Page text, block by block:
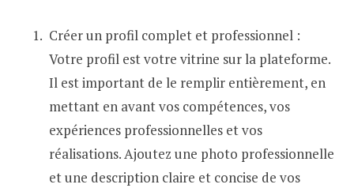
Créer un profil complet et professionnel :
Votre profil est votre vitrine sur la plateforme.
Il est important de le remplir entièrement, en
mettant en avant vos compétences, vos
expériences professionnelles et vos
réalisations. Ajoutez une photo professionnelle
et une description claire et concise de vos